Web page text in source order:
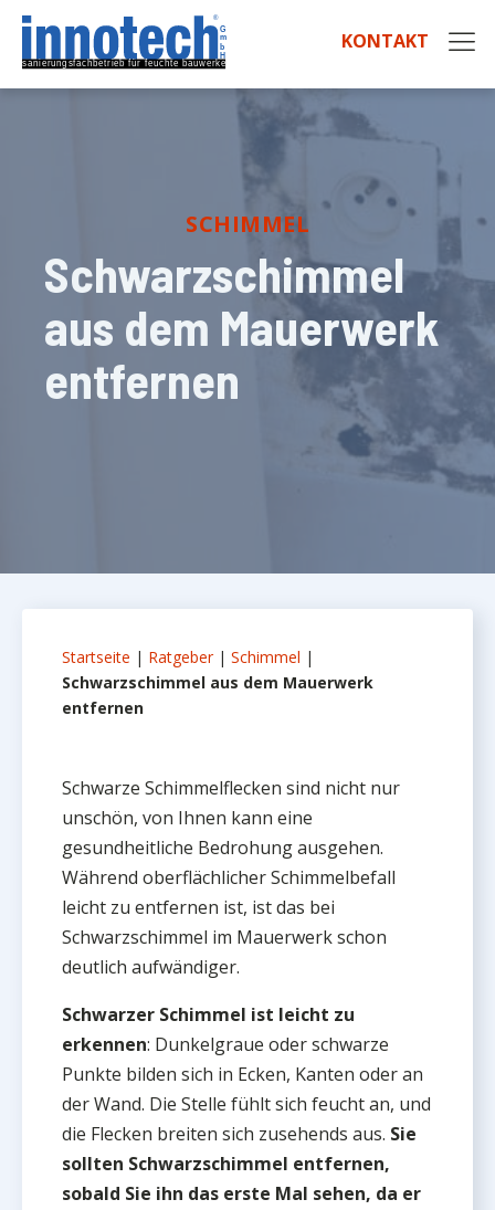
KONTAKT
SCHIMMEL
Schwarzschimmel
aus dem Mauerwerk
entfernen
Startseite | Ratgeber| Schimmel |
Schwarzschimmel aus dem Mauerwerk
entfernen
Schwarze Schimmelflecken sind nicht nur
unschön, von Ihnen kann eine
gesundheitliche Bedrohung ausgehen.
Während oberflächlicher Schimmelbefall
leicht zu entfernen ist, ist das bei
Schwarzschimmel im Mauerwerk schon
deutlich aufwändiger.
Schwarzer Schimmel ist leicht zu
erkennen: Dunkelgraue oder schwarze
Punkte bilden sich in Ecken, Kanten oder an
der Wand. Die Stelle fühlt sich feucht an, und
die Flecken breiten sich zusehends aus. Sie
sollten Schwarzschimmel entfernen,
sobald Sie ihn das erste Mal sehen, da er